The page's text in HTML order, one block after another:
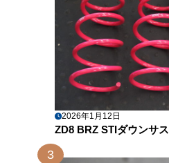
2026年1月12日
ZD8 BRZ STIダウンサス
3